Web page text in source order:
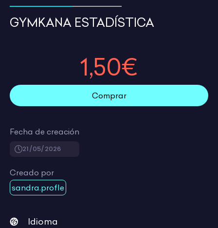
GYMKANA ESTADÍSTICA
Fecha de creación
21/05/2026
Creado por
sandra.profle
Idioma
1,50€
Comprar